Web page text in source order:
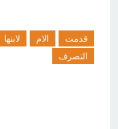
قدمت الام لابنها
التصرف